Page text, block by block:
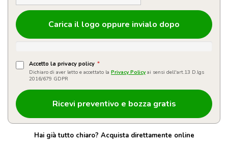
Carica il logo oppure invialo dopo
Accetto la privacy policy *
Dichiaro di aver letto e accettato la Privacy Policy ai sensi dell'art.13 D.lgs
2016/679 GDPR
Hai già tutto chiaro? Acquista direttamente online